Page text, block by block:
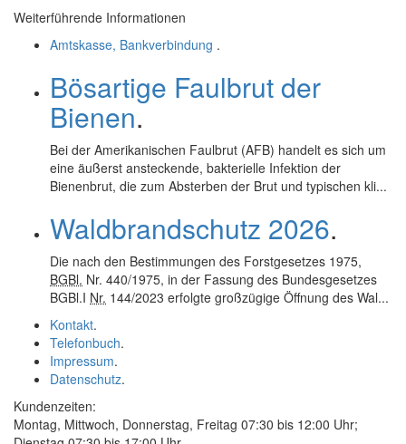
Weiterführende Informationen
Amtskasse, Bankverbindung .
Bösartige Faulbrut der
Bienen.
Bei der Amerikanischen Faulbrut (AFB) handelt es sich um
eine äußerst ansteckende, bakterielle Infektion der
Bienenbrut, die zum Absterben der Brut und typischen kli...
Waldbrandschutz 2026.
Die nach den Bestimmungen des Forstgesetzes 1975,
BGBl. Nr. 440/1975, in der Fassung des Bundesgesetzes
BGBl.I Nr. 144/2023 erfolgte großzügige Öffnung des Wal...
Kontakt.
Telefonbuch.
Impressum.
Datenschutz.
Kundenzeiten:
Montag, Mittwoch, Donnerstag, Freitag 07:30 bis 12:00 Uhr;